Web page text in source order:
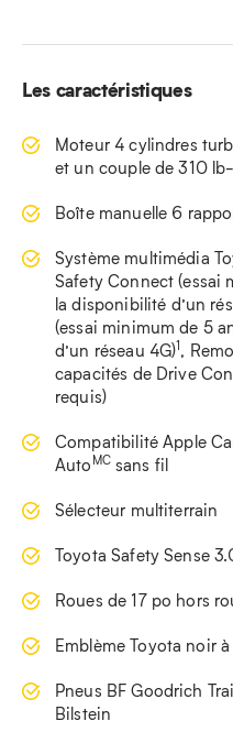
Les caractéristiques
Moteur 4 cylindres
et un couple de 310
Boîte manuelle 6
Système multimédia
Safety Connect (essai
la disponibilité d’un
(essai minimum de 5
d’un réseau 4G)1,
capacités de Drive
requis)
Compatibilité Apple
Auto MCsans fil
Sélecteur multiterrain
Toyota Safety Sense
Roues de 17 po hors
Emblème Toyota noir à
Pneus BF Goodrich
Bilstein